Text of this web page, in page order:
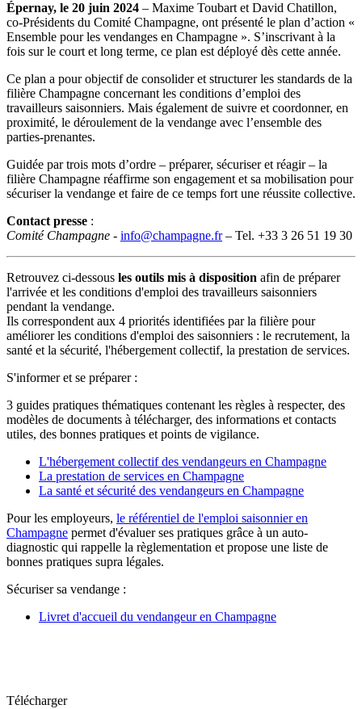
Épernay, le 20 juin 2024 – Maxime Toubart et David Chatillon,
co-Présidents du Comité Champagne, ont présenté le plan d’action «
Ensemble pour les vendanges en Champagne ». S’inscrivant à la
fois sur le court et long terme, ce plan est déployé dès cette année.
Ce plan a pour objectif de consolider et structurer les standards de la
filière Champagne concernant les conditions d’emploi des
travailleurs saisonniers. Mais également de suivre et coordonner, en
proximité, le déroulement de la vendange avec l’ensemble des
parties-prenantes.
Guidée par trois mots d’ordre – préparer, sécuriser et réagir – la
filière Champagne réaffirme son engagement et sa mobilisation pour
sécuriser la vendange et faire de ce temps fort une réussite collective.
Contact presse :
Comité Champagne - info@champagne.fr– Tel. +33 3 26 51 19 30
Retrouvez ci-dessous les outils mis à disposition afin de préparer
l'arrivée et les conditions d'emploi des travailleurs saisonniers
pendant la vendange.
Ils correspondent aux 4 priorités identifiées par la filière pour
améliorer les conditions d'emploi des saisonniers : le recrutement, la
santé et la sécurité, l'hébergement collectif, la prestation de services.
S'informer et se préparer :
3 guides pratiques thématiques contenant les règles à respecter, des
modèles de documents à télécharger, des informations et contacts
utiles, des bonnes pratiques et points de vigilance.
L'hébergement collectif des vendangeurs en Champagne
La prestation de services en Champagne
La santé et sécurité des vendangeurs en Champagne
Pour les employeurs, le référentiel de l'emploi saisonnier en
Champagne permet d'évaluer ses pratiques grâce à un auto-
diagnostic qui rappelle la règlementation et propose une liste de
bonnes pratiques supra légales.
Sécuriser sa vendange :
Livret d'accueil du vendangeur en Champagne
Télécharger